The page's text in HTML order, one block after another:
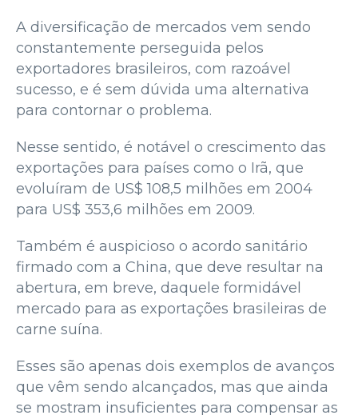
A diversificação de mercados vem sendo
constantemente perseguida pelos
exportadores brasileiros, com razoável
sucesso, e é sem dúvida uma alternativa
para contornar o problema.
Nesse sentido, é notável o crescimento das
exportações para países como o Irã, que
evoluíram de US$ 108,5 milhões em 2004
para US$ 353,6 milhões em 2009.
Também é auspicioso o acordo sanitário
firmado com a China, que deve resultar na
abertura, em breve, daquele formidável
mercado para as exportações brasileiras de
carne suína.
Esses são apenas dois exemplos de avanços
que vêm sendo alcançados, mas que ainda
se mostram insuficientes para compensar as